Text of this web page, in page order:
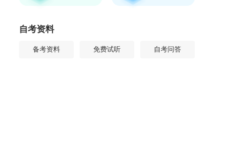
自考资料
备考资料 免费试听 自考问答